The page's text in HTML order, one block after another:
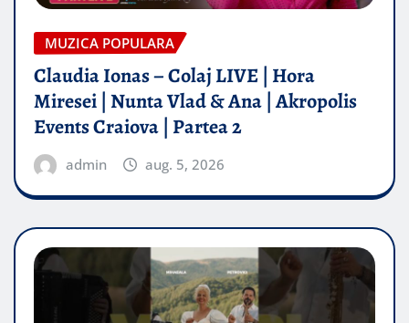
MUZICA POPULARA
Claudia Ionas – Colaj LIVE | Hora
Miresei | Nunta Vlad & Ana | Akropolis
Events Craiova | Partea 2
admin aug. 5, 2026